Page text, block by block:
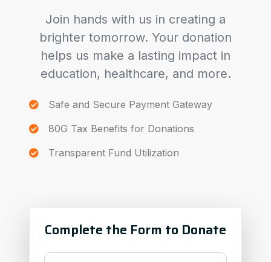
Join hands with us in creating a
brighter tomorrow. Your donation
helps us make a lasting impact in
education, healthcare, and more.
Safe and Secure Payment Gateway
80G Tax Benefits for Donations
Transparent Fund Utilization
Complete the Form to Donate